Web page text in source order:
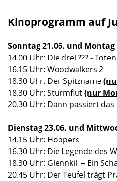
Kinoprogramm auf
Sonntag21.06. und Montag
14.00 Uhr: Die drei ??? -
16.15 Uhr: Woodwalkers 2
18.30 Uhr: Der Spitzname
18.30 Uhr: Sturmflut(nur
20.30 Uhr: Dann passiert das
Dienstag 23.06. und
14.15 Uhr: Hoppers
16.30 Uhr: Die Legende des
18.30 Uhr: Glennkill – Ein
20.45 Uhr: Der Teufel trägt